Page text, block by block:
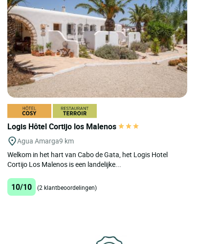
Logis Hôtel Cortijo los Malenos
Agua Amarga9 km
Welkom in het hart van Cabo de Gata, het Logis Hotel
Cortijo Los Malenos is een landelijke...
10/10 (2 klantbeoordelingen)